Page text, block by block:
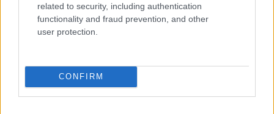
related to security, including authentication
functionality and fraud prevention, and other
user protection.
CONFIRM
Játékra is alkalmas mini laptopot
csináltak a Raspberry Pi 3B-ből
Médiaközpontként is beválhat a
passzív hűtésű ASRock iBOX mini
PC